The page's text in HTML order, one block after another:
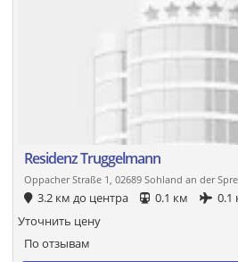
Residenz Truggelmann
Oppacher Straße 1, 02689 Sohland an der
3.2 км до центра 0.1 км 0.1
По отзывам
Уточнить цену